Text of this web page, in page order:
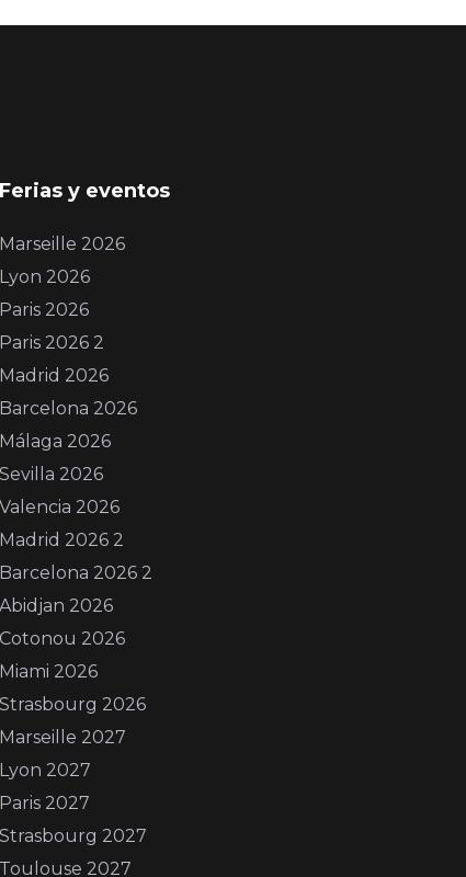
Ferias y eventos
Marseille 2026
Lyon 2026
Paris 2026
Paris 2026 2
Madrid 2026
Barcelona 2026
Málaga 2026
Sevilla 2026
Valencia 2026
Madrid 2026 2
Barcelona 2026 2
Abidjan 2026
Cotonou 2026
Miami 2026
Strasbourg 2026
Marseille 2027
Lyon 2027
Paris 2027
Strasbourg 2027
Toulouse 2027